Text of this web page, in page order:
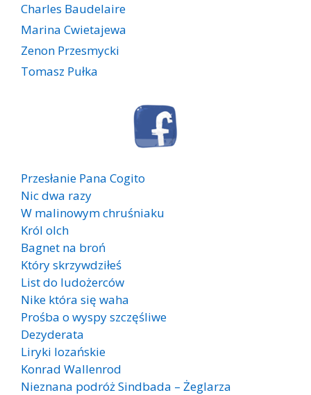
Charles Baudelaire
Marina Cwietajewa
Zenon Przesmycki
Tomasz Pułka
Przesłanie Pana Cogito
Nic dwa razy
W malinowym chruśniaku
Król olch
Bagnet na broń
Który skrzywdziłeś
List do ludożerców
Nike która się waha
Prośba o wyspy szczęśliwe
Dezyderata
Liryki lozańskie
Konrad Wallenrod
Nieznana podróż Sindbada – Żeglarza